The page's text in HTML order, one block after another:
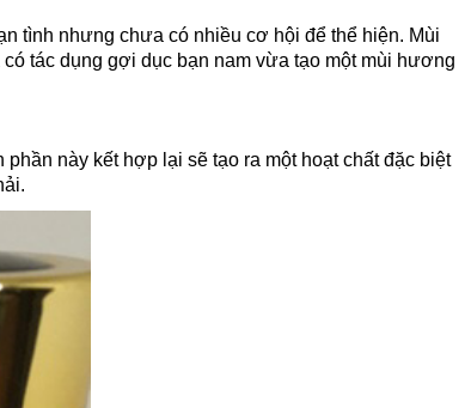
tình nhưng chưa có nhiều cơ hội để thể hiện. Mùi
tác dụng gợi dục bạn nam vừa tạo một mùi hương
này kết hợp lại sẽ tạo ra một hoạt chất đặc biệt